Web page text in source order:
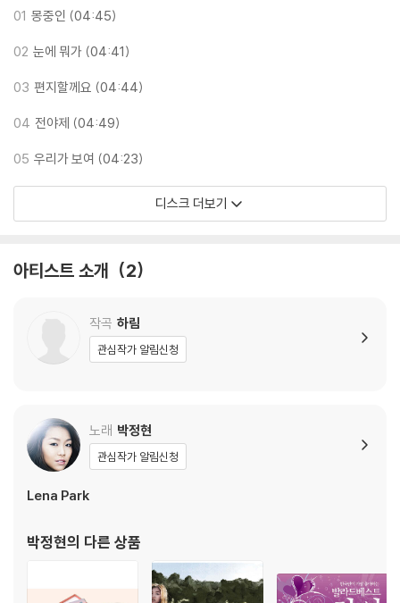
닐은 품질보증대상이 아닙니다.
4) 디지털 다운로드 코드는 본사에서 공지 없이 증정 종료될 수 있습니다.
1) 침압 조절 기능이 없는 턴테이블을 사용하시는 경우, (주로 올인원 형태
수 있습니다.
기기 문제로 인해 발생하는 재생 불량 현상에 대해서는 반품/교환이 불가
하니 침압 조절이 가능한 기기에서 재생하실 것을 권유 드립니다.
3) 바늘에 먼지가 쌓이는 경우에도 재생이 원활하지 않을 수 있습니다.
※ 디스크 외관 불량
1) 열을 가하여 제작하는 바이닐 공정 특성상 디스크 표면이 미세하게 울
렁거리거나 휘어지는 경우가 있습니다.
2) 재생 음역의 왜곡을 최소화 하고 반복 재생시에도 최대한 일관되게 유
지되도록 디스크 센터 홀 구경이 작게 제작되는 경우가 있습니다. 턴테이
블 스핀들에 맞지 않는 경우에는 전용 제품 등을 이용하여 센터 홀을 조정
불량으로 인한 반품/교환이 가능합니다
※ 컬러 디스크
01 몽중인 (04:45)
02 눈에 뭐가 (04:41)
03 편지할께요 (04:44)
04 전야제 (04:49)
05 우리가 보여 (04:23)
디스크 더보기
아티스트 소개 2
작곡 하림
관심작가 알림신청
노래 박정현
관심작가 알림신청
Lena Park
박정현의 다른 상품